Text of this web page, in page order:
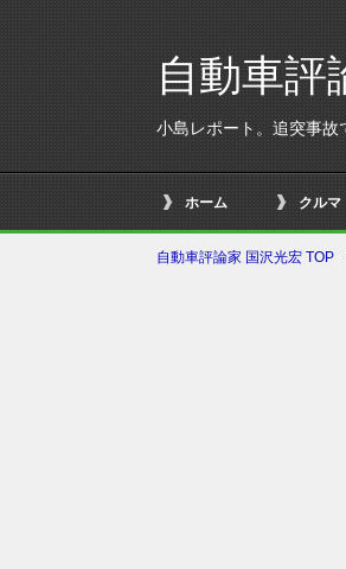
自動車評
小島レポート。追突事
ホーム クルマ
自動車評論家 国沢光宏 TOP